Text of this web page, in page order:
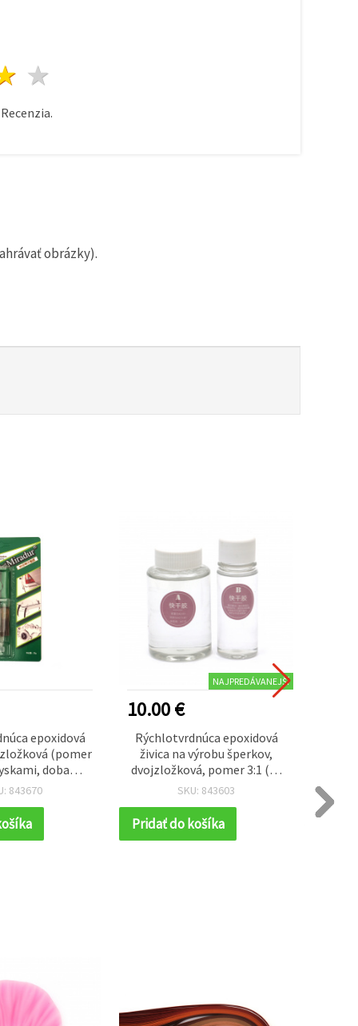
4 hviezdy
hviezdy
Recenzia.
obrázky).
epoxidová
(pomer
doba
30 min, 25 g
843670
NAJPREDÁVANEJŠÍ
10.00 €
Rýchlotvrdnúca epoxidová
živica na výrobu šperkov,
dvojzložková, pomer 3:1 (A-
150 g / B-50 g) - 200 g
SKU: 843603
Pridať do košíka